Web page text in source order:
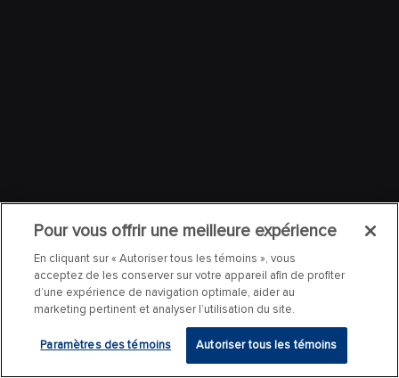
Pour vous offrir une meilleure expérience
En cliquant sur « Autoriser tous les témoins », vous
acceptez de les conserver sur votre appareil afin de profiter
d’une expérience de navigation optimale, aider au
marketing pertinent et analyser l’utilisation du site.
Paramètres des témoins Autoriser tous les témoins